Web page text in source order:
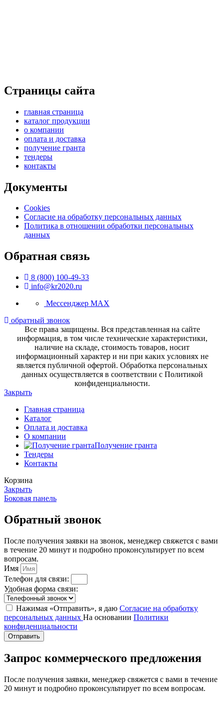
Страницы сайта
главная страница
каталог продукции
о компании
оплата и доставка
получение гранта
тендеры
контакты
Документы
Cookies
Согласие на обработку персональных данных
Политика в отношении обработки персональных
данных
Обратная связь
8 (800) 100-49-33
info@kr2020.ru
Мессенджер MAX
обратный звонок
Все права защищены. Вся представленная на сайте
информация, в том числе технические характеристики,
наличие на складе, стоимость товаров, носит
информационный характер и ни при каких условиях не
является публичной офертой. Обработка персональных
данных осуществляется в соответствии с Политикой
конфиденциальности.
Закрыть
Главная страница
Каталог
Оплата и доставка
О компании
Получение гранта
Тендеры
Контакты
Корзина
Закрыть
Боковая панель
Обратный звонок
После получения заявки на звонок, менеджер свяжется с вами
в течение 20 минут и подробно проконсультирует по всем
вопросам.
Имя
Телефон для связи:
Удобная форма связи:
Нажимая «Отправить», я даю Согласие на обработку
персональных данных На основании Политики
конфиденциальности
Отправить
Запрос коммерческого предложения
После получения заявки, менеджер свяжется с вами в течение
20 минут и подробно проконсультирует по всем вопросам.